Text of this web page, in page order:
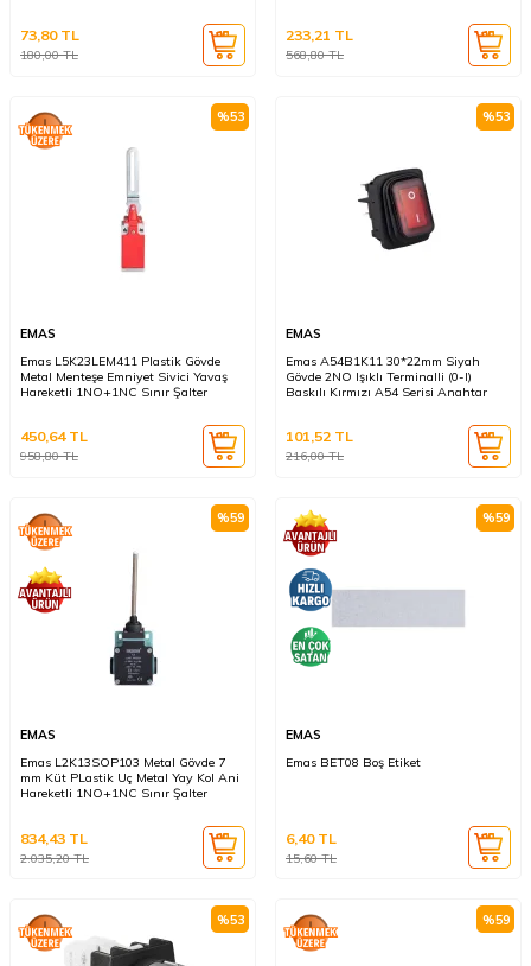
180,00TL
73,80TL
568,80TL
233,21 TL
%53
EMAS
Emas L5K23LEM411 Plastik Gövde
Metal Menteşe Emniyet Sivici Yavaş
Hareketli 1NO+1NC Sınır Şalter
958,80TL
450,64TL
%53
EMAS
Emas A54B1K11 30*22mm Siyah
Gövde 2NO Işıklı Terminalli (0-I)
Baskılı Kırmızı A54 Serisi Anahtar
216,00TL
101,52 TL
%59
EMAS
Emas L2K13SOP103 Metal Gövde 7
mm Küt PLastik Uç Metal Yay Kol Ani
Hareketli 1NO+1NC Sınır Şalter
2.035,20TL
834,43 TL
%59
EMAS
Emas BET08 Boş Etiket
15,60TL
6,40TL
%53 %59